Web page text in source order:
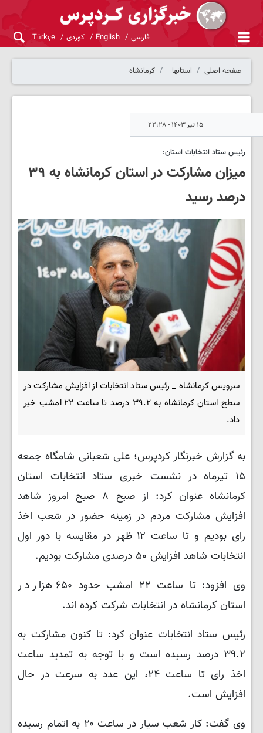
فارسی English کوردی Türkçe
صفحه اصلی استانها کرمانشاه
۱۵ تیر ۱۴۰۳ - ۲۲:۲۸
رئیس ستاد انتخابات استان:
میزان مشارکت در استان کرمانشاه به ۳۹
درصد رسید
سرویس کرمانشاه _ رئیس ستاد انتخابات از افزایش مشارکت در
سطح استان کرمانشاه به ۳۹.۲ درصد تا ساعت ۲۲ امشب خبر
داد.
به گزارش خبرنگار کردپرس؛ علی شعبانی شامگاه جمعه
۱۵ تیرماه در نشست خبری ستاد انتخابات استان
کرمانشاه عنوان کرد: از صبح ۸ صبح امروز شاهد
افزایش مشارکت مردم در زمینه حضور در شعب اخذ
رای بودیم و تا ساعت ۱۲ ظهر در مقایسه با دور اول
انتخابات شاهد افزایش ۵۰ درصدی مشارکت بودیم.
وی افزود: تا ساعت ۲۲ امشب حدود ۶۵۰ هزار در
استان کرمانشاه در انتخابات شرکت کرده اند.
رئیس ستاد انتخابات عنوان کرد: تا کنون مشارکت به
۳۹.۲ درصد رسیده است و با توجه به تمدید ساعت
اخذ رای تا ساعت ۲۴، این عدد به سرعت در حال
افزایش است.
وی گفت: کار شعب سیار در ساعت ۲۰ به اتمام رسیده